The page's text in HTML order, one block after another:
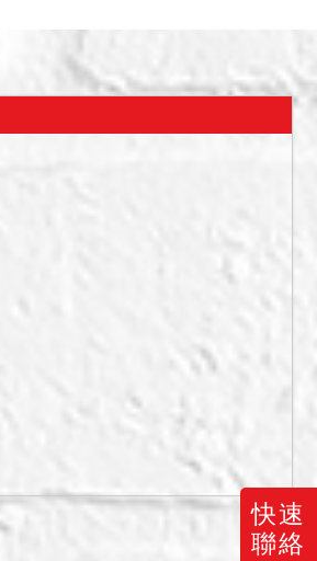
快速
聯絡
號3號之停車位，惟供停車出
入之機械升降機具，因地震
久，迄未修復，故實際上目
法，故該部分不點交。依強
條之規定，拍賣物買受人就
物之瑕疵無擔保請求權，不
得於拍定後主張，請應買人
留意。惟現在實際情形如
何，仍請應買人自行查明注
意。